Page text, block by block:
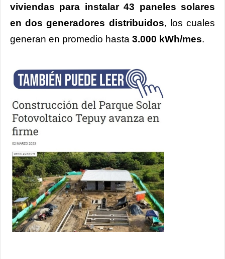
viviendas para instalar 43 paneles solares
en dos generadores distribuidos, los cuales
generan en promedio hasta 3.000 kWh/mes.